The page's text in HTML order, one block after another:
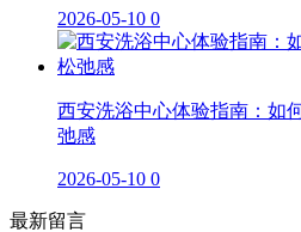
2026-05-10 0
西安洗浴中心体验指南：如
弛感
2026-05-10 0
最新留言